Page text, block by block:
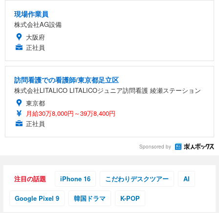
現場作業員
株式会社AG設備
大阪府
正社員
訪問看護での看護師/東京都足立区
株式会社LITALICO LITALICOジュニア訪問看護 綾瀬ステーション
東京都
月給30万8,000円～39万8,400円
正社員
Sponsored by
注目の話題 iPhone 16 こだわりデスクツアー AI
Google Pixel 9 韓国ドラマ K-POP